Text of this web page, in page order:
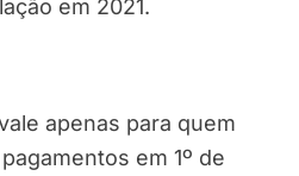
em 2021.
apenas para quem
em 1º de